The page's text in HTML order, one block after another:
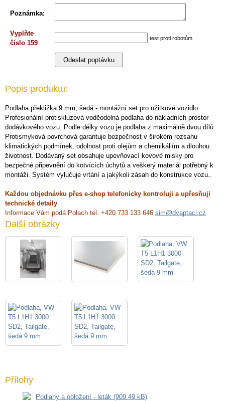
Poznámka:
Vyplňte
číslo 159
test proti robotům
Popis produktu:
Podlaha překližka 9 mm, šedá - montážní set pro užitkové vozidlo
Profesionální protiskluzová voděodolná podlaha do nákladních prostor
dodávkového vozu. Podle délky vozu je podlaha z maximálně dvou dílů.
Protismyková povrchová garantuje bezpečnost v širokém rozsahu
klimatických podmínek, odolnost proti olejům a chemikáliím a dlouhou
životnost. Dodávaný set obsahuje upevňovací kovové misky pro
bezpečné připevnění do kotvících úchytů a veškerý materiál potřebný k
montáži. Systém vylučuje vrtání a jakýkoli zásah do konstrukce vozu..
Každou objednávku přes e-shop telefonicky kontroluji a upřesňuji
technické detaily
Informace Vám podá Polach tel. +420 733 133 646 sim@dvaptaci.cz
Další obrázky
Přílohy
Podlahy a obložení - leták (909.49 kB)